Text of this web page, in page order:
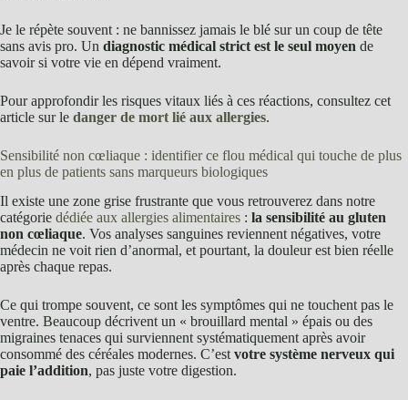
Je le répète souvent : ne bannissez jamais le blé sur un coup de tête
sans avis pro. Un diagnostic médical strict est le seul moyen de
savoir si votre vie en dépend vraiment.
Pour approfondir les risques vitaux liés à ces réactions, consultez cet
article sur le danger de mort lié aux allergies.
Sensibilité non cœliaque : identifier ce flou médical qui touche de plus
en plus de patients sans marqueurs biologiques
Il existe une zone grise frustrante que vous retrouverez dans notre
catégorie dédiée aux allergies alimentaires : la sensibilité au gluten
non cœliaque. Vos analyses sanguines reviennent négatives, votre
médecin ne voit rien d’anormal, et pourtant, la douleur est bien réelle
après chaque repas.
Ce qui trompe souvent, ce sont les symptômes qui ne touchent pas le
ventre. Beaucoup décrivent un « brouillard mental » épais ou des
migraines tenaces qui surviennent systématiquement après avoir
consommé des céréales modernes. C’est votre système nerveux qui
paie l’addition, pas juste votre digestion.